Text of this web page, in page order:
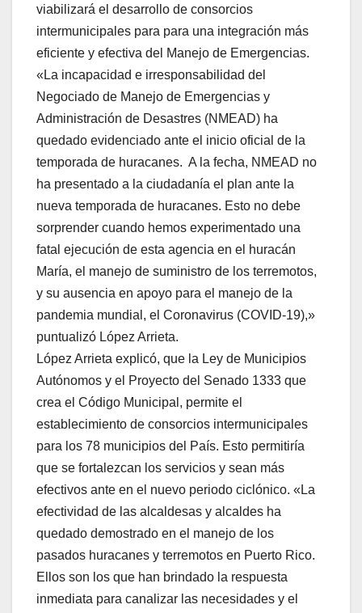
viabilizará el desarrollo de consorcios
intermunicipales para para una integración más
eficiente y efectiva del Manejo de Emergencias.
«La incapacidad e irresponsabilidad del
Negociado de Manejo de Emergencias y
Administración de Desastres (NMEAD) ha
quedado evidenciado ante el inicio oficial de la
temporada de huracanes. A la fecha, NMEAD no
ha presentado a la ciudadanía el plan ante la
nueva temporada de huracanes. Esto no debe
sorprender cuando hemos experimentado una
fatal ejecución de esta agencia en el huracán
María, el manejo de suministro de los terremotos,
y su ausencia en apoyo para el manejo de la
pandemia mundial, el Coronavirus (COVID-19),»
puntualizó López Arrieta.
López Arrieta explicó, que la Ley de Municipios
Autónomos y el Proyecto del Senado 1333 que
crea el Código Municipal, permite el
establecimiento de consorcios intermunicipales
para los 78 municipios del País. Esto permitiría
que se fortalezcan los servicios y sean más
efectivos ante en el nuevo periodo ciclónico. «La
efectividad de las alcaldesas y alcaldes ha
quedado demostrado en el manejo de los
pasados huracanes y terremotos en Puerto Rico.
Ellos son los que han brindado la respuesta
inmediata para canalizar las necesidades y el